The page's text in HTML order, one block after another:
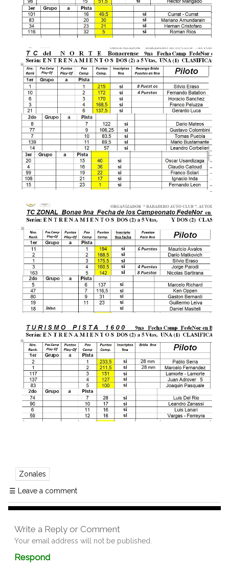
Zonales
☰ Leave a comment
Write a Reply or Comment
Your email address will not be published.
RespondComment